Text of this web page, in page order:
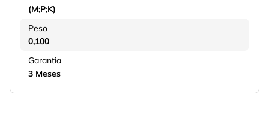
(M;P;K)
Peso
0,100
Garantia
3 Meses